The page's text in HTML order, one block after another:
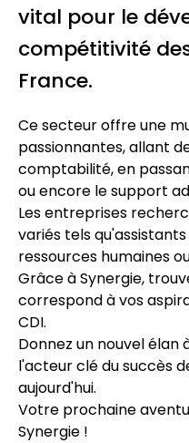
vital pour le
compétitivité
France.
Ce secteur offre une
passionnantes, allant
comptabilité, en
ou encore le support
Les entreprises
variés tels
ressources humaines
Grâce à Synergie,
correspond à vos
CDI.
Donnez un nouvel
l'acteur clé du succès
aujourd'hui.
Votre prochaine
Synergie !